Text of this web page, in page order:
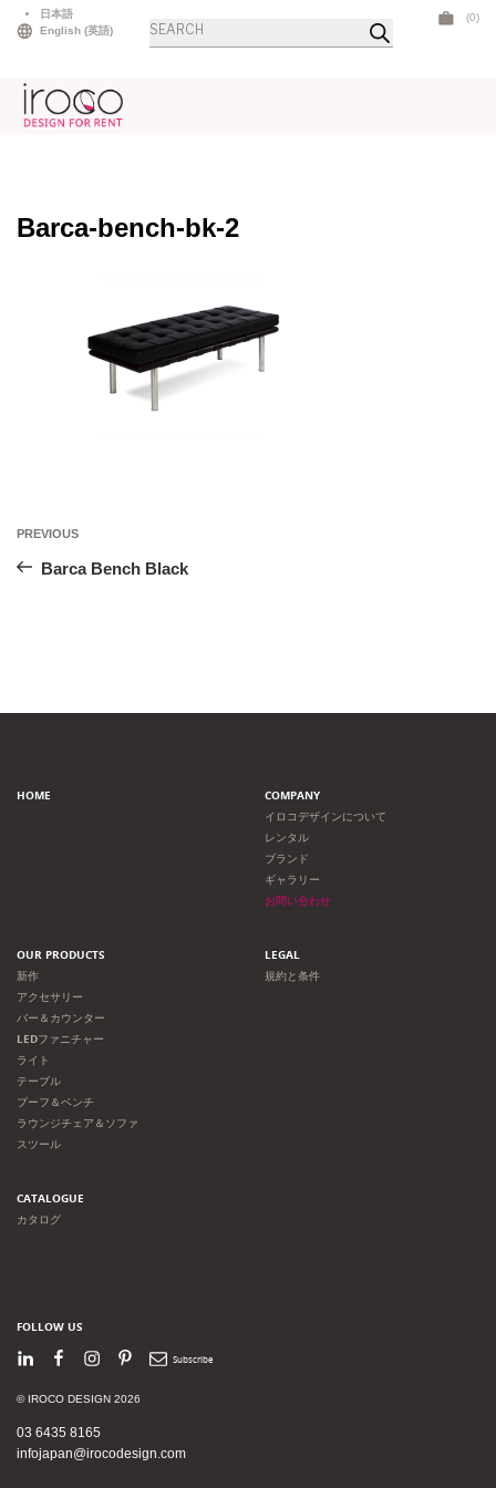
日本語
English (英語)
商
品
(0)
Barca-bench-bk-2
投
稿
ゲ
シ
Previous
PREVIOUS
Barca Bench Black
HOME
COMPANY
イロコデザインについて
レンタル
ブランド
ギャラリー
お問い合わせ
OUR PRODUCTS
新作
アクセサリー
バー＆カウンター
LEDファニチャー
ライト
テーブル
プーフ＆ベンチ
ラウンジチェア＆ソファ
スツール
LEGAL
規約と条件
CATALOGUE
カタログ
FOLLOW US
LinkedInFacebook
Instagram
PinterestNewsletter
© IROCO DESIGN 2026
03 6435 8165
infojapan@irocodesign.com